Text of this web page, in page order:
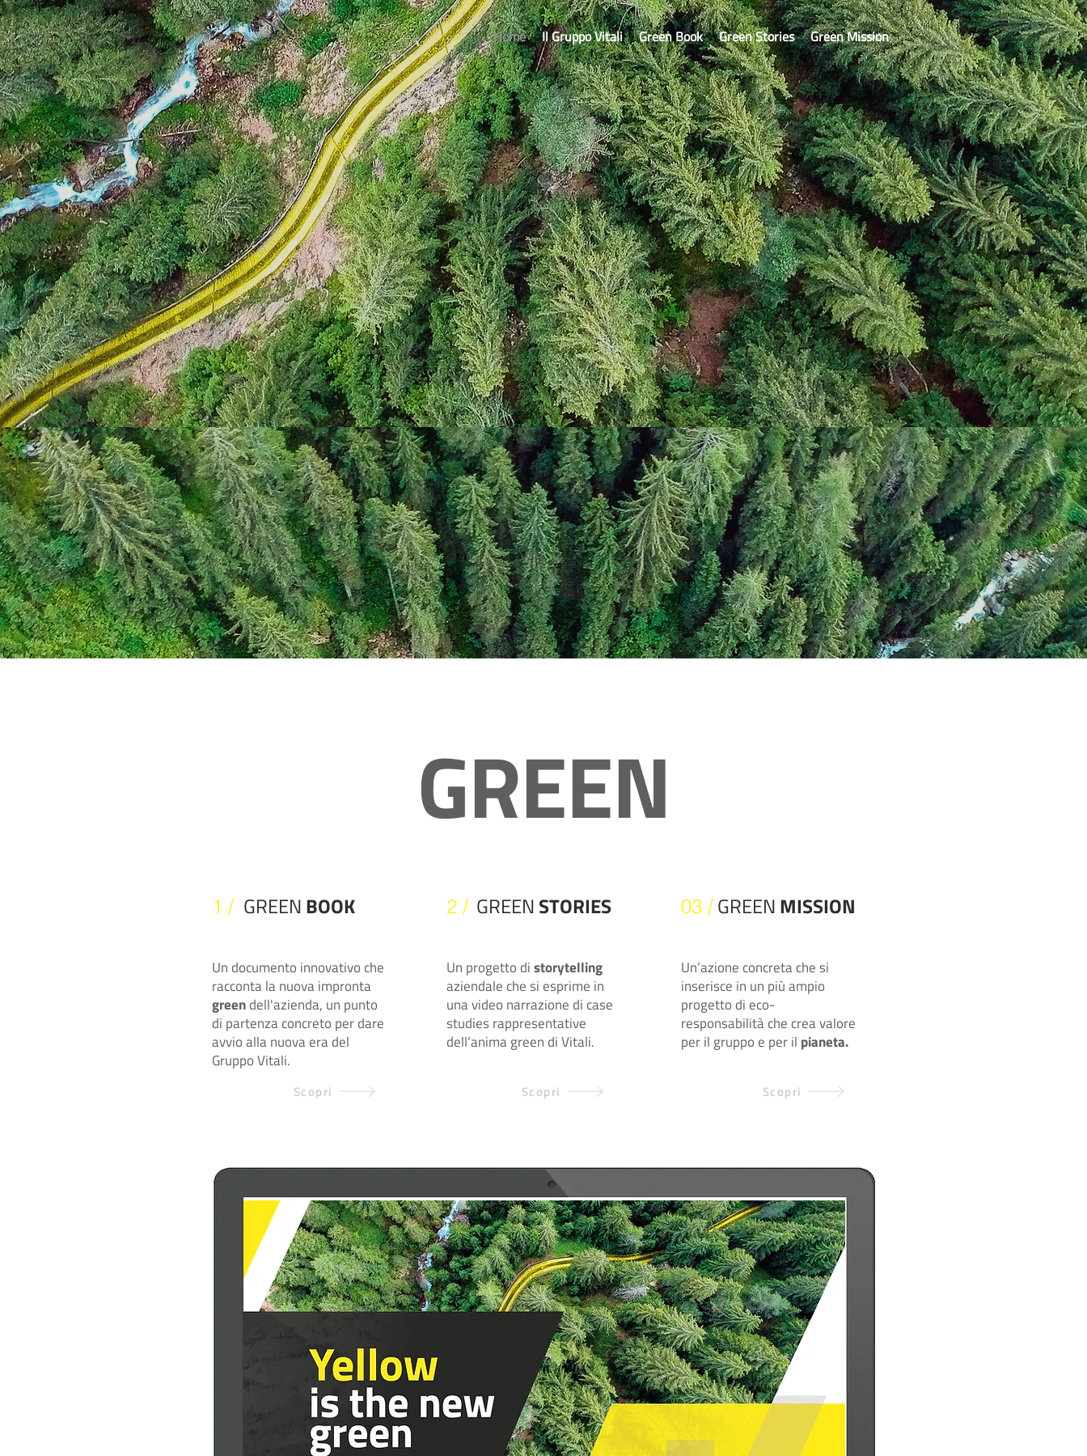
Home Il Gruppo Vitali Green Book Green Stories Green Mission
Yellow
is the new
green
GREEN
1 / GREENBOOK
Un documento innovativo che
racconta la nuova impronta
greendell'azienda, un punto
di partenza concreto per dare
avvio alla nuova era del
Gruppo Vitali.
Scopri
2 / GREENSTORIES
Un progetto distorytelling
aziendale che si esprime in
una video narrazione di case
studies rappresentative
dell’anima green di Vitali.
Scopri
03 / GREENMISSION
Un’azione concreta che si
inserisce in un più ampio
progetto di eco-
responsabilità che crea valore
per il gruppo e per il pianeta.
Scopri